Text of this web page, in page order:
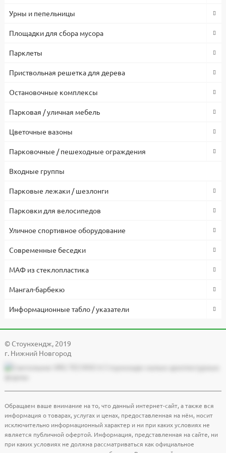
1 год.
Индекс цветопередачи Ra
Угол рассеивания света, град
Температура эксплуатации, C
Срок службы
Заводская гарантия на светильник
Корпус
покраской / цинковый грунт с порошковой покраской
3000/4000/5000
Урны и пепельницы
Площадки для сбора мусора
Парклеты
Приствольная решетка для дерева
Остановочные комплексы
Парковая / уличная мебель
Цветочные вазоны
Парковочные / пешеходные ограждения
Входные группы
Парковые лежаки / шезлонги
Парковки для велосипедов
Уличное спортивное оборудование
Современные беседки
МАФ из стеклопластика
Мангал-барбекю
Информационные табло / указатели
© Cтоунхендж, 2019
г. Нижний Новгород
Обращаем ваше внимание на то, что данный интернет-сайт, а также вся
информация о товарах, услугах и ценах, предоставленная на нём, носит
исключительно информационный характер и ни при каких условиях не
является публичной офертой. Информация, представленная на сайте, ни
при каких условиях не должна рассматриваться как официальное